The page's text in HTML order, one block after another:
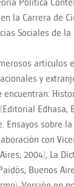
Política
la Carrera de
Sociales de la
artículos
y
encuentran:
Edhasa,
Ensayos sobre
con
2004), La
Buenos